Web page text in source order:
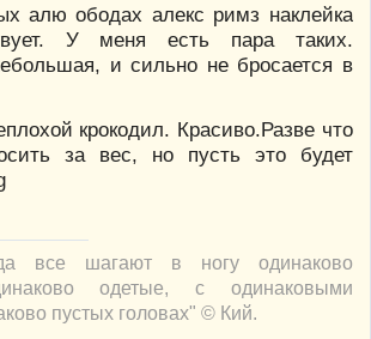
алю ободах алекс римз наклейка
У меня есть пара таких.
и сильно не бросается в
крокодил. Красиво.Разве что
за вес, но пусть это будет
все шагают в ногу одинаково
одетые, с одинаковыми
пустых головах" © Кий.